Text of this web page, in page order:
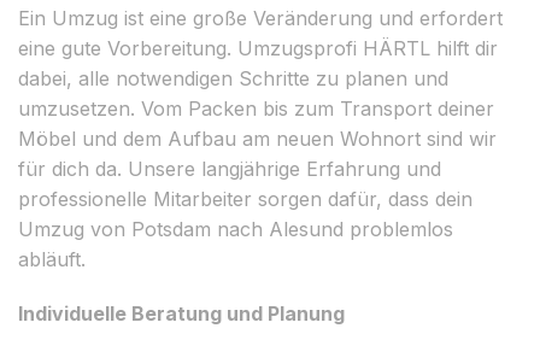
Ein Umzug ist eine große Veränderung und erfordert
eine gute Vorbereitung. Umzugsprofi HÄRTL hilft dir
dabei, alle notwendigen Schritte zu planen und
umzusetzen. Vom Packen bis zum Transport deiner
Möbel und dem Aufbau am neuen Wohnort sind wir
für dich da. Unsere langjährige Erfahrung und
professionelle Mitarbeiter sorgen dafür, dass dein
Umzug von Potsdam nach Alesund problemlos
abläuft.
Individuelle Beratung und Planung